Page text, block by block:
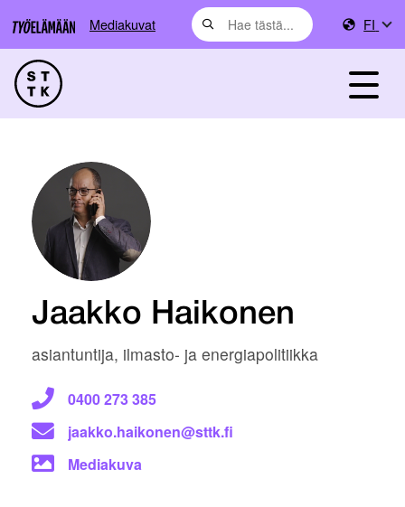
Mediakuvat FI
Jaakko Haikonen
asiantuntija, ilmasto- ja energiapolitiikka
0400 273 385
jaakko.haikonen@sttk.fi
Mediakuva